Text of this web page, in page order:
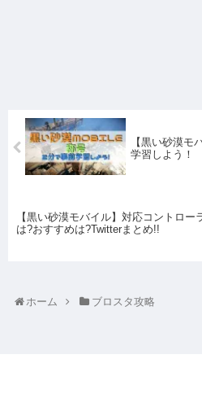
【黒い砂漠モ
学習しよう！
【黒い砂漠モバイル】対応コントロー
は?おすすめは?Twitterまとめ!!
ホーム ブロスタ攻略